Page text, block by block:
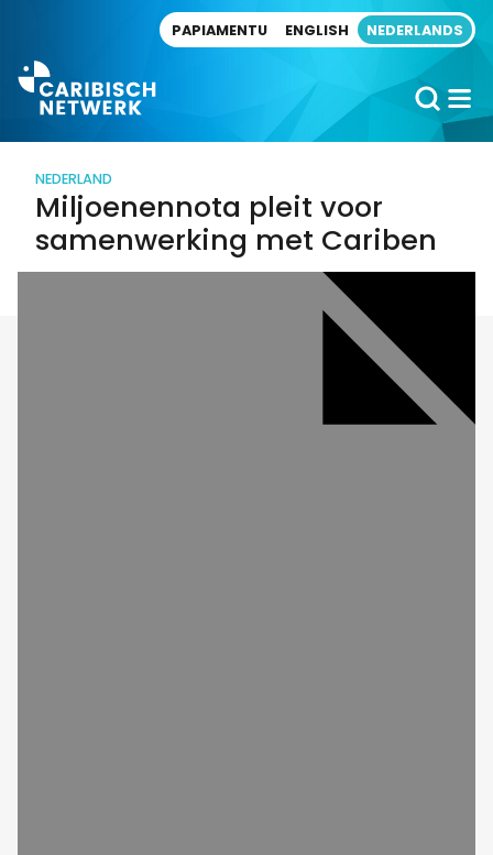
PAPIAMENTU ENGLISH NEDERLANDS
NEDERLAND
Miljoenennota pleit voor
samenwerking met Cariben